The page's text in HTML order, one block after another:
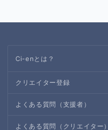
Ci-enとは？
クリエイター登録
よくある質問（支援者）
よくある質問（クリエイター）